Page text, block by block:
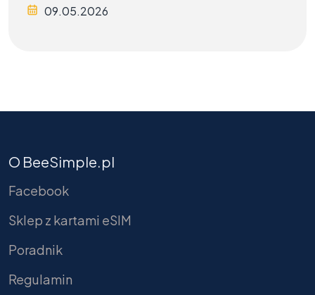
09.05.2026
O BeeSimple.pl
Facebook
Sklep z kartami eSIM
Poradnik
Regulamin